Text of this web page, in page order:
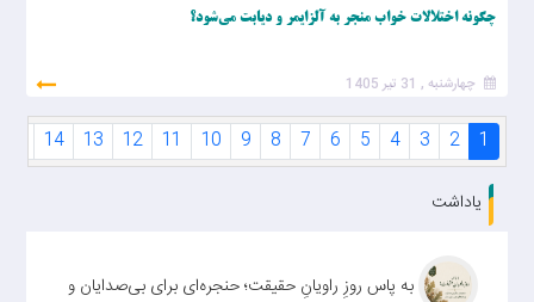
یاداشت
به پاس روزِ راویانِ حقیقت؛ حنجره‌ای برای بی‌صدایان و
چگونه اختلالات خواب منجر به آلزایمر و دیابت می‌شود؟
چهارشنبه , 31 تیر 1405
1
2
3
4
5
6
7
8
9
10
11
12
13
14